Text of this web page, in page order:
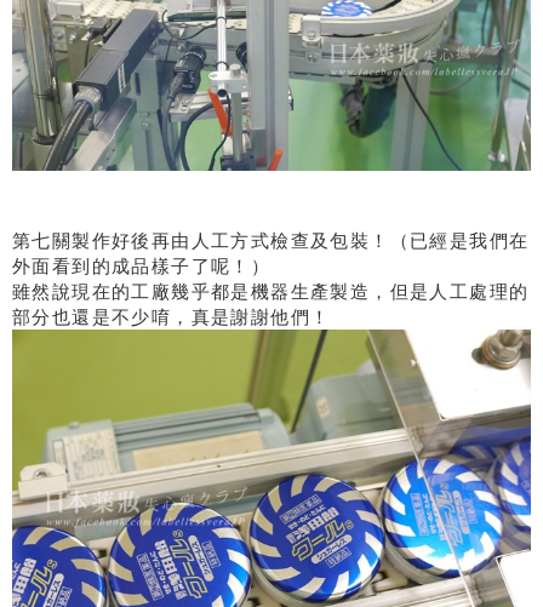
第七關製作好後再由人工方式檢查及包裝！（已經是我們在
外面看到的成品樣子了呢！）
雖然說現在的工廠幾乎都是機器生產製造，但是人工處理的
部分也還是不少唷，真是謝謝他們！